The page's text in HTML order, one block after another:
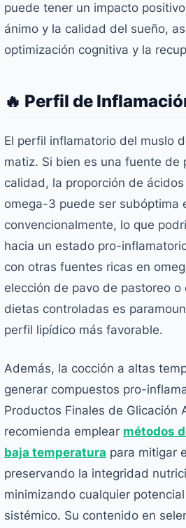
puede tener un impacto
ánimo y la calidad del sueño,
optimización cognitiva y la
🔥 Perfil de
El perfil inflamatorio del muslo
matiz. Si bien es una fuente de
calidad, la proporción de
omega-3 puede ser subóptima
convencionalmente, lo que
hacia un estado pro-
con otras fuentes ricas en
elección de pavo de pastoreo o
dietas controladas es
perfil lipídico más favorable.
Además, la cocción a altas
generar compuestos pro-
Productos Finales de Glicación
recomienda emplear métodos
baja temperatura para mitigar
preservando la integridad
minimizando cualquier
sistémico. Su contenido en